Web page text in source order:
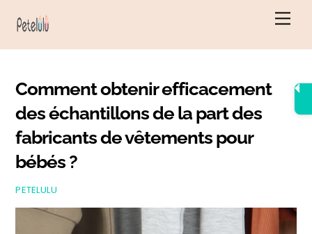
Comment obtenir efficacement
des échantillons de la part des
fabricants de vêtements pour
bébés ?
PETELULU